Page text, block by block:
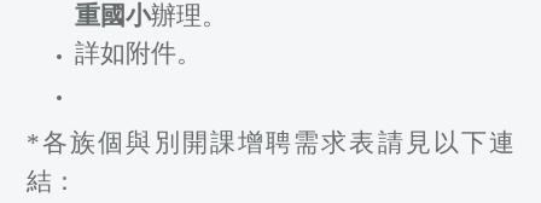
重國小辦理。
詳如附件。
*各族個與別開課增聘需求表請見以下連
結：